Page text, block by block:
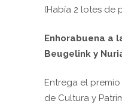
(Había 2 lotes de
Enhorabuena a
Beugelink y
Entrega el
de Cultura y